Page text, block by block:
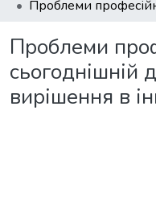
Проблеми
сьогоднішній
вирішення в